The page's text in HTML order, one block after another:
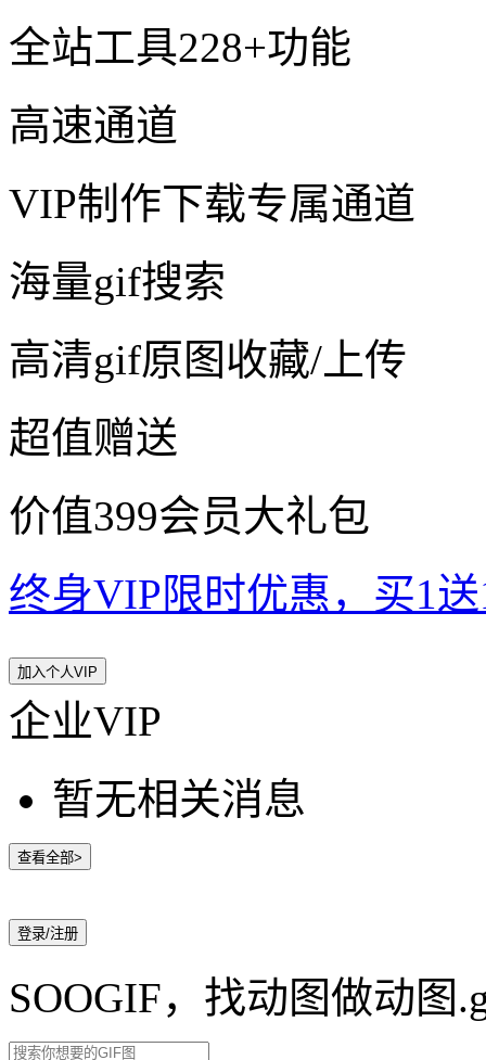
全站工具228+功能
高速通道
VIP制作下载专属通道
海量gif搜索
高清gif原图收藏/上传
超值赠送
价值399会员大礼包
终身VIP限时优惠，买1
加入个人VIP
企业VIP
暂无相关消息
查看全部>
登录/注册
SOOGIF，找动图做动图